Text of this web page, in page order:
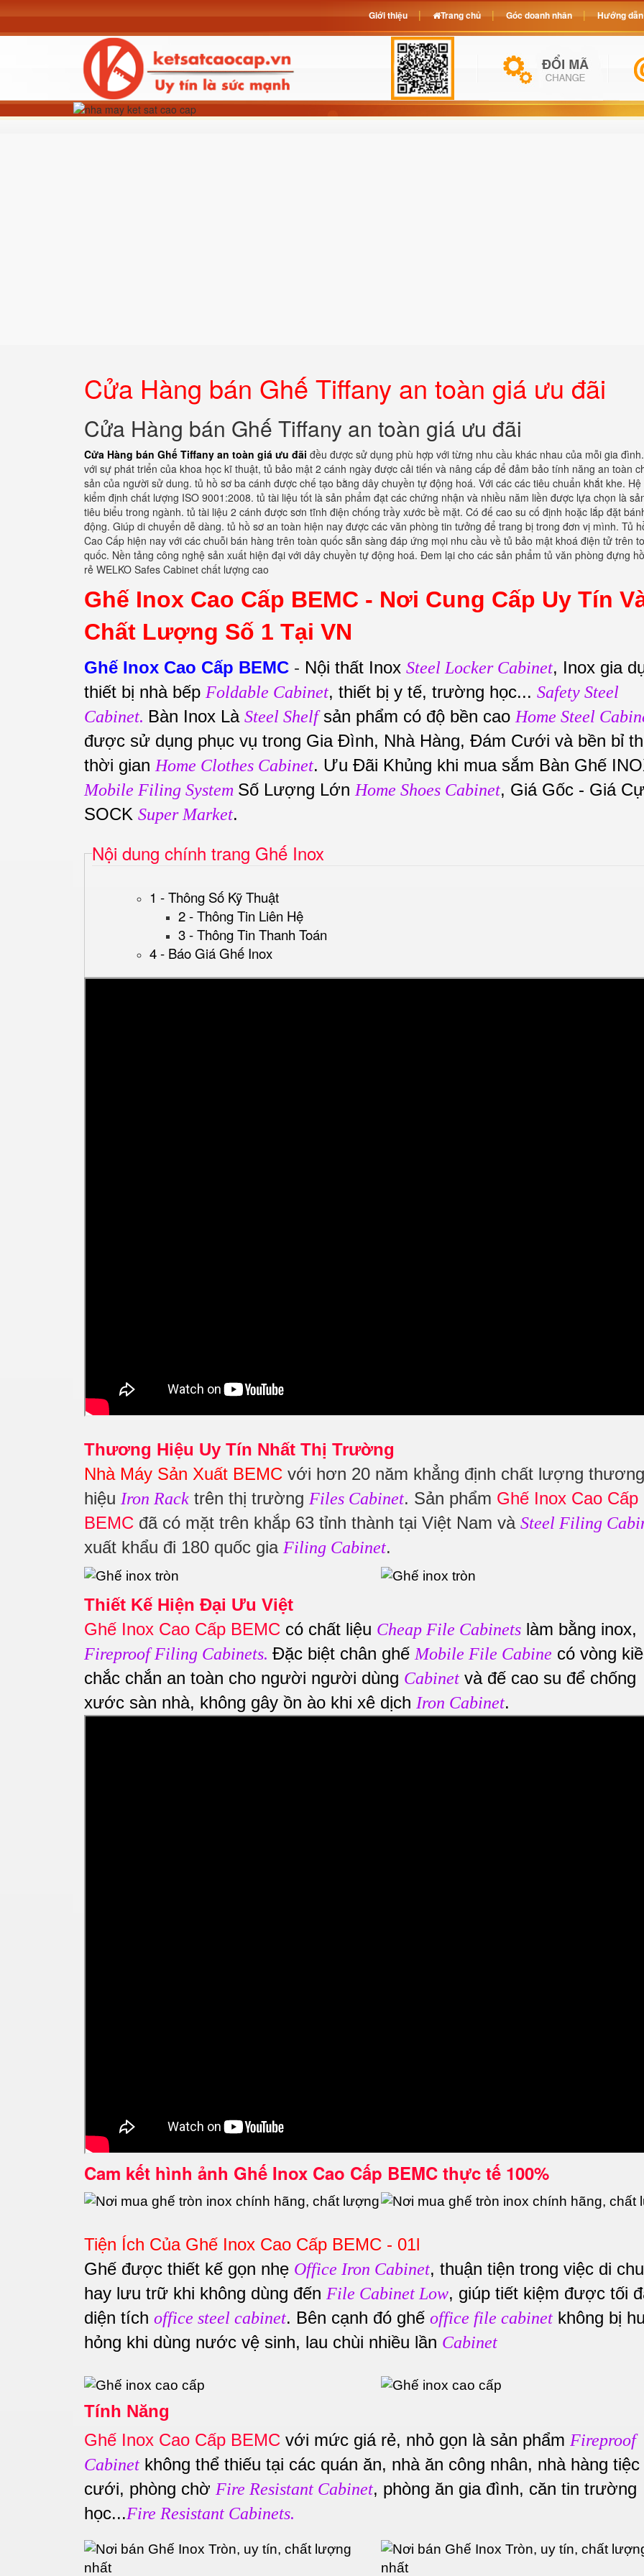
Cửa Hàng bán Ghế Tiffany an toàn giá ưu đãi
Cửa Hàng bán Ghế Tiffany an toàn giá ưu đãi
Cửa Hàng bán Ghế Tiffany an toàn giá ưu đãi đều được sử dụng phù hợp với từng nhu cầu khác nhau của mỗi gia
với sự phát triển của khoa học kĩ thuật, tủ bảo mật 2 cánh ngày được cải tiến và nâng cấp để đảm bảo tính năng an toàn
sản của người sử dung. tủ hồ sơ ba cánh được chế tạo bằng dây chuyền tự động hoá. Với các các tiêu chuẩn khắt khe.
kiểm định chất lượng ISO 9001:2008. tủ tài liệu tốt là sản phẩm đạt các chứng nhận và nhiều năm liền được lựa chọn là
tiêu biểu trong ngành. tủ tài liệu 2 cánh được sơn tĩnh điện chống trầy xước bề mặt. Có đế cao su cố định hoặc lắp đặt
động. Giúp di chuyển dễ dàng. tủ hồ sơ an toàn hiện nay được các văn phòng tin tưởng để trang bị trong đơn vị mình. Tủ
Cao Cấp hiện nay với các chuỗi bán hàng trên toàn quốc sẵn sàng đáp ứng mọi nhu cầu về tủ bảo mật khoá điện tử trên
quốc. Nền tảng công nghệ sản xuất hiện đại với dây chuyền tự động hoá. Đem lại cho các sản phẩm tủ văn phòng đựng
rẻ WELKO Safes Cabinet chất lượng cao
Ghế Inox Cao Cấp BEMC - Nơi Cung Cấp Uy Tín
Chất Lượng Số 1 Tại VN
Ghế Inox Cao Cấp BEMC - Nội thất Inox Steel Locker Cabinet, Inox gia
thiết bị nhà bếp Foldable Cabinet, thiết bị y tế, trường học... Safety Steel
Cabinet. Bàn Inox Là Steel Shelfsản phẩm có độ bền cao Home Steel
được sử dụng phục vụ trong Gia Đình, Nhà Hàng, Đám Cưới và bền bỉ
thời gian Home Clothes Cabinet. Ưu Đãi Khủng khi mua sắm Bàn Ghế
Mobile Filing System Số Lượng Lớn Home Shoes Cabinet, Giá Gốc - Giá
SOCK Super Market.
Nội dung chính trang Ghế Inox
1 - Thông Số Kỹ Thuật
2 - Thông Tin Liên Hệ
3 - Thông Tin Thanh Toán
4 - Báo Giá Ghế Inox
Thương Hiệu Uy Tín Nhất Thị Trường
Nhà Máy Sản Xuất BEMC với hơn 20 năm khẳng định chất lượng thương
hiệu Iron Rack trên thị trường Files Cabinet. Sản phẩm Ghế Inox Cao Cấp
BEMC đã có mặt trên khắp 63 tỉnh thành tại Việt Nam và Steel Filing
xuất khẩu đi 180 quốc gia Filing Cabinet.
Thiết Kế Hiện Đại Ưu Việt
Ghế Inox Cao Cấp BEMC có chất liệu Cheap File Cabinets làm bằng inox,
Fireproof Filing Cabinets. Đặc biệt chân ghế Mobile File Cabine có vòng
chắc chắn an toàn cho người người dùng Cabinet và đế cao su để chống
xước sàn nhà, không gây ồn ào khi xê dịch Iron Cabinet.
Cam kết hình ảnh Ghế Inox Cao Cấp BEMC thực tế 100%
Tiện Ích Của Ghế Inox Cao Cấp BEMC - 01l
Ghế được thiết kế gọn nhẹ Office Iron Cabinet, thuận tiện trong việc di
hay lưu trữ khi không dùng đến File Cabinet Low, giúp tiết kiệm được tối
diện tích office steel cabinet. Bên cạnh đó ghế office file cabinet không bị
hỏng khi dùng nước vệ sinh, lau chùi nhiều lần Cabinet
Tính Năng
Ghế Inox Cao Cấp BEMC với mức giá rẻ, nhỏ gọn là sản phẩm Fireproof
Cabinet không thể thiếu tại các quán ăn, nhà ăn công nhân, nhà hàng tiệc
cưới, phòng chờ Fire Resistant Cabinet, phòng ăn gia đình, căn tin trường
học...Fire Resistant Cabinets.
Giới thiệu Trang chủ Góc doanh nhân Hướng